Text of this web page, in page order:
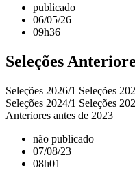
publicado
06/05/26
09h36
Seleções
Seleções 2026/1 Seleções
Seleções 2024/1 Seleções
Anteriores antes de 2023
não publicado
07/08/23
08h01